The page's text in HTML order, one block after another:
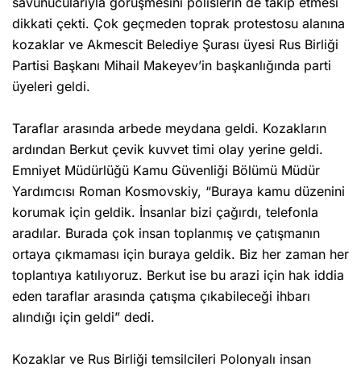
dikkati çekti. Çok geçmeden toprak protestosu alanına
kozaklar ve Akmescit Belediye Şurası üyesi Rus Birliği
Partisi Başkanı Mihail Makeyev’in başkanlığında parti
üyeleri geldi.
Taraflar arasında arbede meydana geldi. Kozakların
ardından Berkut çevik kuvvet timi olay yerine geldi.
Emniyet Müdürlüğü Kamu Güvenliği Bölümü Müdür
Yardımcısı Roman Kosmovskiy, “Buraya kamu düzenini
korumak için geldik. İnsanlar bizi çağırdı, telefonla
aradılar. Burada çok insan toplanmış ve çatışmanın
ortaya çıkmaması için buraya geldik. Biz her zaman her
toplantıya katılıyoruz. Berkut ise bu arazi için hak iddia
eden taraflar arasında çatışma çıkabileceği ihbarı
alındığı için geldi” dedi.
Kozaklar ve Rus Birliği temsilcileri Polonyalı insan